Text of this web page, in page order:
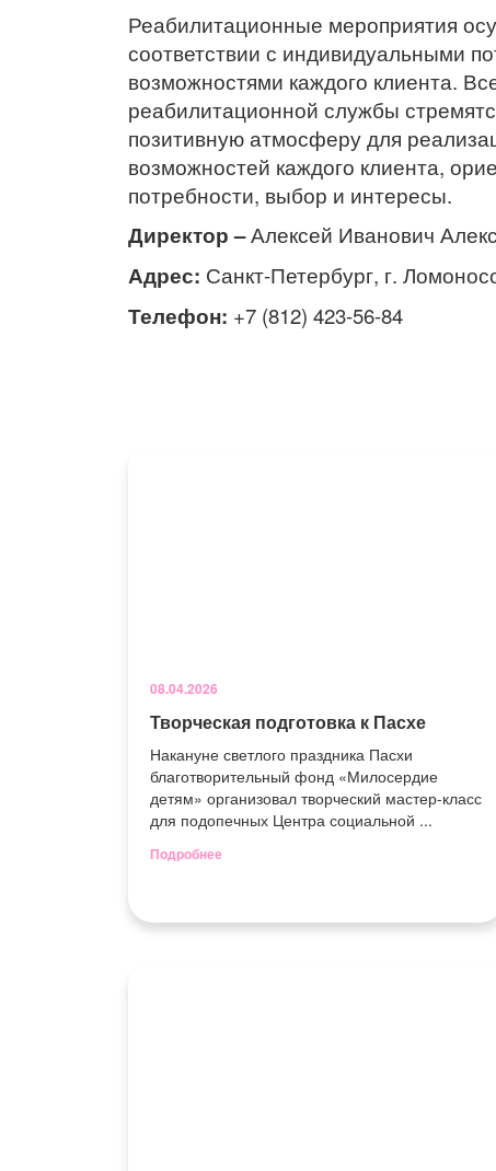
Реабилитационные мероприятия
соответствии с индивидуальными
возможностями каждого клиента.
реабилитационной службы
позитивную атмосферу для
возможностей каждого клиента,
потребности, выбор и интересы.
Директор –Алексей Иванович
Адрес: Санкт-Петербург, г.
Телефон: +7 (812) 423-56-84
08.04.2026
Творческая подготовка к Пасхе
Накануне светлого праздника Пасхи
благотворительный фонд «Милосердие
детям» организовал творческий мастер-класс
для подопечных Центра социальной ...
Подробнее